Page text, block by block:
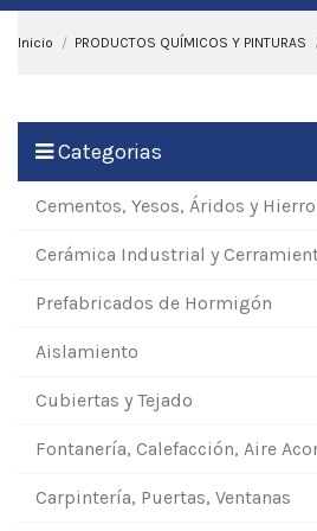
Inicio PRODUCTOS QUÍMICOS Y PINTURAS
Categorias
Cementos, Yesos, Áridos y Hierro
Cerámica Industrial y
Prefabricados de Hormigón
Aislamiento
Cubiertas y Tejado
Fontanería, Calefacción, Aire
Carpintería, Puertas, Ventanas